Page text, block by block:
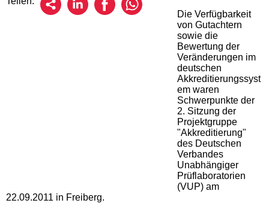
Die Verfügbarkeit
von Gutachtern
sowie die
Bewertung der
Veränderungen im
deutschen
Akkreditierungssyst
em waren
Schwerpunkte der
2. Sitzung der
Projektgruppe
"Akkreditierung"
des Deutschen
Verbandes
Unabhängiger
Prüflaboratorien
(VUP) am
22.09.2011 in Freiberg.